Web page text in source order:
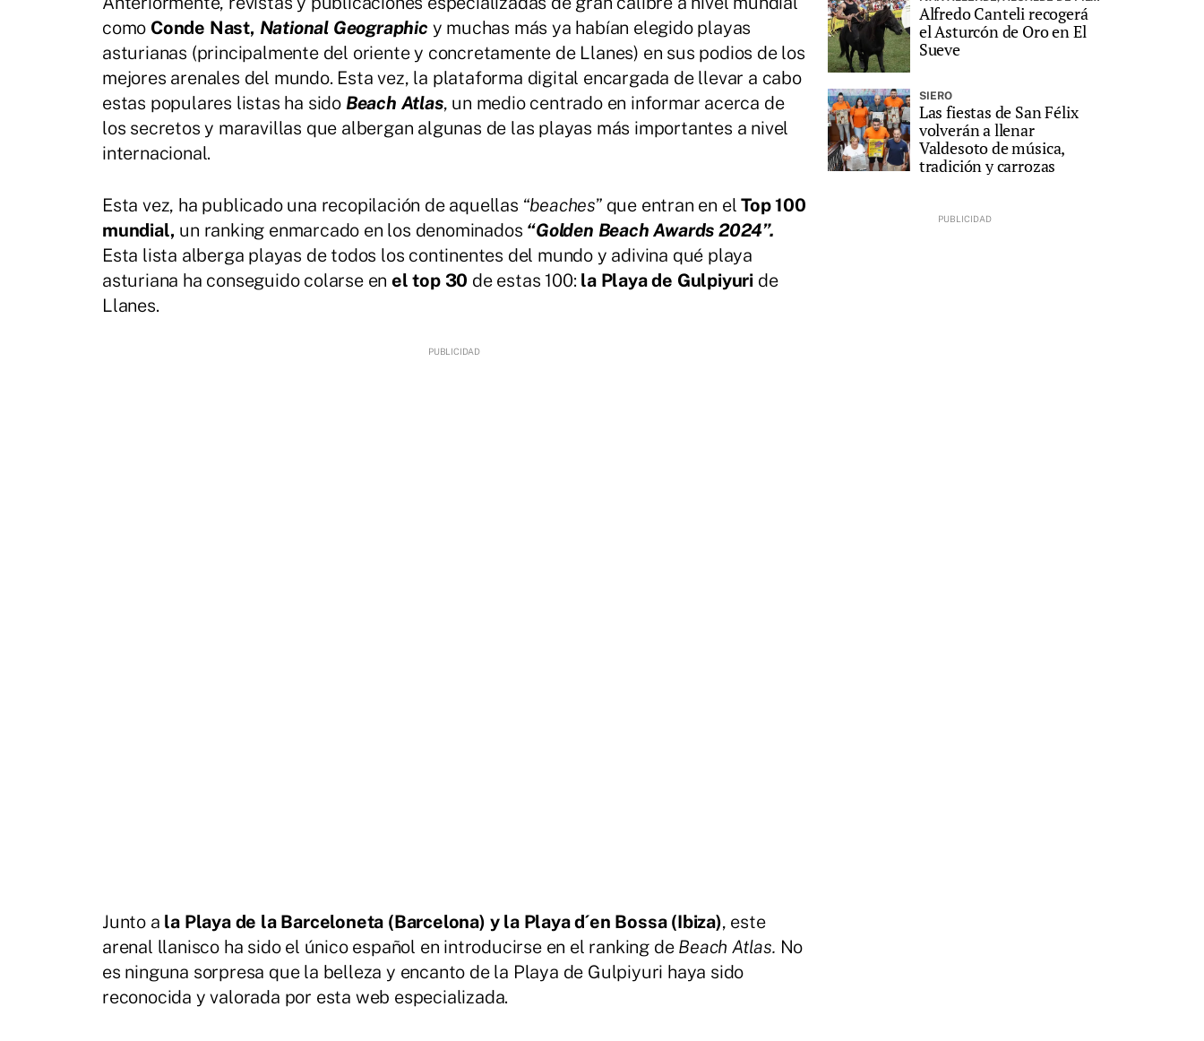
como Conde Nast, National Geographic y muchas más ya habían elegido playas
asturianas (principalmente del oriente y concretamente de Llanes) en sus podios de los
mejores arenales del mundo. Esta vez, la plataforma digital encargada de llevar a cabo
estas populares listas ha sido Beach Atlas, un medio centrado en informar acerca de
los secretos y maravillas que albergan algunas de las playas más importantes a nivel
internacional.
Esta vez, ha publicado una recopilación de aquellas “beaches” que entran en elTop 100
mundial, un ranking enmarcado en los denominados “Golden Beach Awards 2024”.
Esta lista alberga playas de todos los continentes del mundo y adivina qué playa
asturiana ha conseguido colarse en el top 30 de estas 100: la Playa de Gulpiyuri de
Llanes.
Junto a la Playa de la Barceloneta (Barcelona) y la Playa d´en Bossa (Ibiza), este
arenal llanisco ha sido el único español en introducirse en el ranking de Beach Atlas. No
es ninguna sorpresa que la belleza y encanto de la Playa de Gulpiyuri haya sido
reconocida y valorada por esta web especializada.
Alfredo Canteli recogerá
el Asturcón de Oro en El
Sueve
SIERO
Las fiestas de San Félix
volverán a llenar
Valdesoto de música,
tradición y carrozas